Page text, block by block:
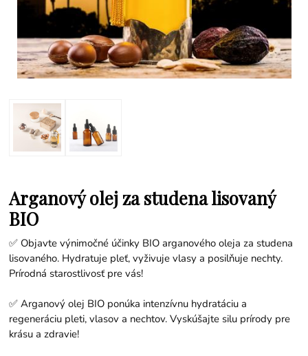
Arganový olej za studena lisovaný
BIO
✅ Objavte výnimočné účinky BIO arganového oleja za studena
lisovaného. Hydratuje pleť, vyživuje vlasy a posilňuje nechty.
Prírodná starostlivosť pre vás!
✅ Arganový olej BIO ponúka intenzívnu hydratáciu a
regeneráciu pleti, vlasov a nechtov. Vyskúšajte silu prírody pre
krásu a zdravie!